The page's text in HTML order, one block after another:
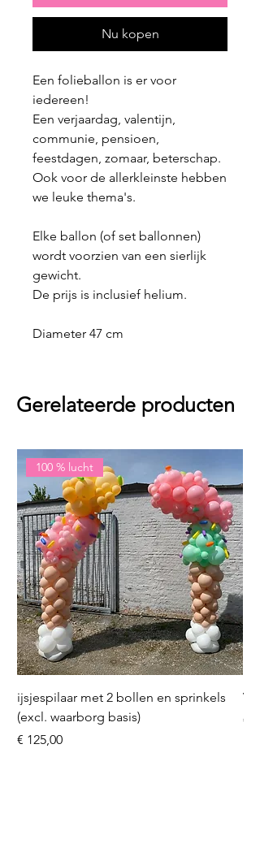
Nu kopen
Een folieballon is er voor
iedereen!
Een verjaardag, valentijn,
communie, pensioen,
feestdagen, zomaar, beterschap.
Ook voor de allerkleinste hebben
we leuke thema's.
Elke ballon (of set ballonnen)
wordt voorzien van een sierlijk
gewicht.
De prijs is inclusief helium.
Diameter 47 cm
Gerelateerde producten
100 % lucht
ijsjespilaar met 2 bollen en sprinkels
(excl. waarborg basis)
Prijs
€ 125,00
Prijs
€